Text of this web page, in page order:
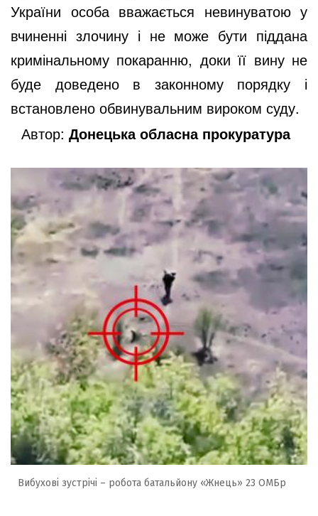
України особа вважається невинуватою у
вчиненні злочину і не може бути піддана
кримінальному покаранню, доки її вину не
буде доведено в законному порядку і
встановлено обвинувальним вироком суду.
Автор: Донецька обласна прокуратура
Вибухові зустрічі – робота батальйону «Жнець» 23 ОМБр